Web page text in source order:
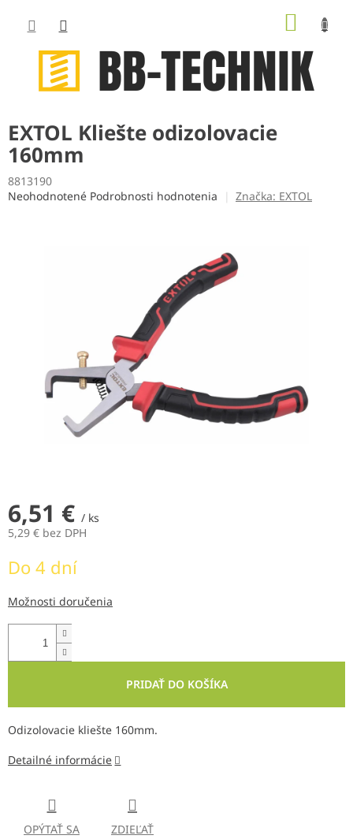
obsah
EXTOL Kliešte odizolovacie
160mm
8813190
Priemerné
Neohodnotené Podrobnosti hodnotenia Značka: EXTOL
6,51 € / ks
5,29 € bez DPH
cena:
Do 4 dní
Možnosti doručenia
PRIDAŤ DO KOŠÍKA
Odizolovacie kliešte 160mm.
Detailné informácie
OPÝTAŤ SA ZDIEĽAŤ